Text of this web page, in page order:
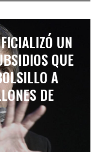
UN
QUE
A
DE